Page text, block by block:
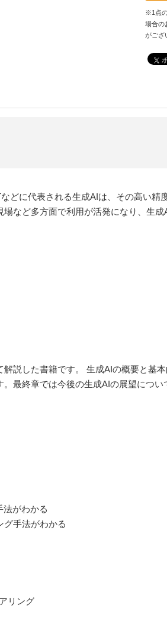
※1点
場合の
がござ
どに代表される生成AIは、その高い
など多方面で利用が活発になり、生
説した書籍です。 生成AIの概要と基
最終章では今後の生成AIの展望につい
法がわかる
グ手法がわかる
リング